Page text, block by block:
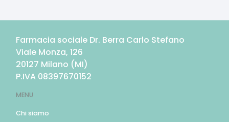
Farmacia sociale Dr. Berra Carlo Stefano
Viale Monza, 126
20127 Milano (MI)
P.IVA 08397670152
MENU
Chi siamo